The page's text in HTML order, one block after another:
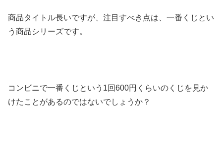
商品タイトル長いですが、注目すべき点は、一番くじとい
う商品シリーズです。
コンビニで一番くじという1回600円くらいのくじを見か
けたことがあるのではないでしょうか？